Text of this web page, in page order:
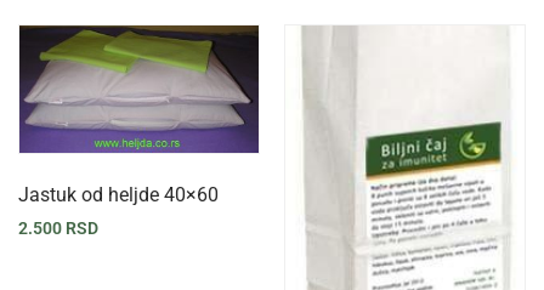
Jastuk od heljde 40×60
2.500 RSD